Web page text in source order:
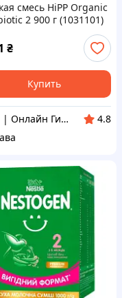
смесь HiPP Organic
2 900 г (1031101)
₴
Купить
ЗЕВС | Онлайн Гипермаркет
4.8